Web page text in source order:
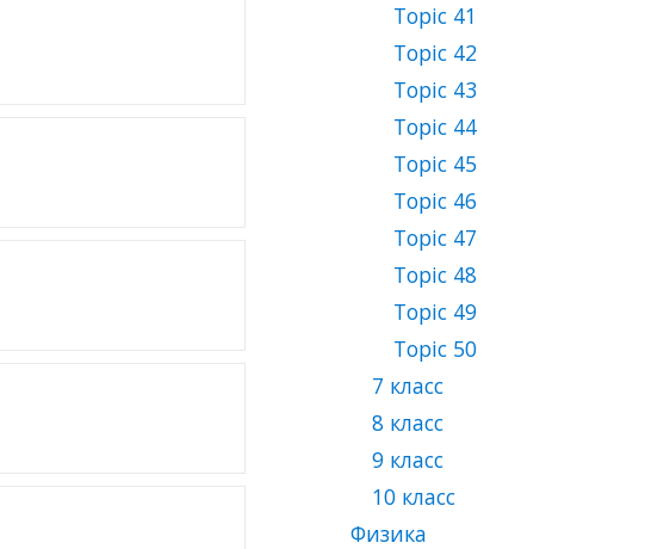
Topic 41
Topic 42
Topic 43
Topic 44
Topic 45
Topic 46
Topic 47
Topic 48
Topic 49
Topic 50
7 класс
8 класс
9 класс
10 класс
Физика